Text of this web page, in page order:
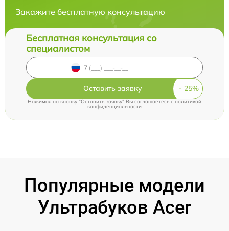
Закажите бесплатную консультацию
Бесплатная консультация со
специалистом
Оставить заявку
Нажимая на кнопку "Оставить заявку" Вы соглашаетесь cполитикой
конфиденциальности
Популярные модели
Ультрабуков Acer